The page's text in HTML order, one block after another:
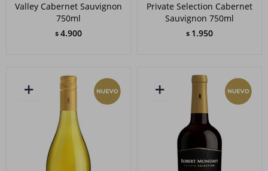
Valley Cabernet Sauvignon
750ml
$ 4.900
Private Selection Cabernet
Sauvignon 750ml
$ 1.950